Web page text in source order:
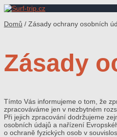
Domů / Zásady ochrany osobních
Zásady
Tímto Vás informujeme o tom, že
zpracováváme jen v nezbytném
Při jejich zpracování dodržujeme
osobních údajů a nařízení
o ochraně fyzických osob v